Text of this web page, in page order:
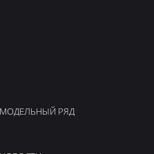
МОДЕЛЬНЫЙ РЯД